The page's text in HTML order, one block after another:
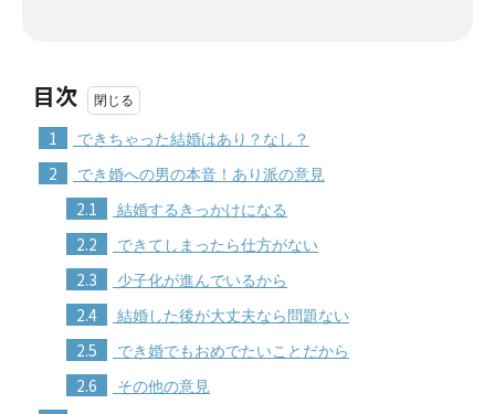
目次
1 できちゃった結婚はあり？なし？
2 でき婚への男の本音！あり派の意見
2.1 結婚するきっかけになる
2.2 できてしまったら仕方がない
2.3 少子化が進んでいるから
2.4 結婚した後が大丈夫なら問題ない
2.5 でき婚でもおめでたいことだから
2.6 その他の意見